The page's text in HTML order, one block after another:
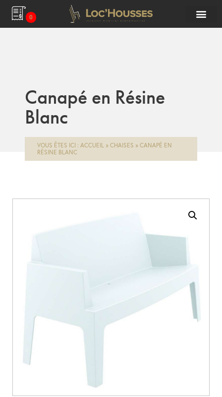
0
Canapé en Résine
Blanc
VOUS ÊTES ICI : ACCUEIL » CHAISES » CANAPÉ EN
RÉSINE BLANC